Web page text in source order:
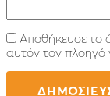
Αποθήκευσε το
αυτόν τον πλοηγό